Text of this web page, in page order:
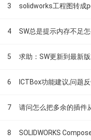
3
4 SW总是提示内存不足
5
6 ICTBox功能建议,问题
7 请问怎么把多余的插件
8